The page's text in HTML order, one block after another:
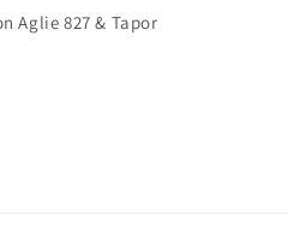
Aglie 827 & Tapor